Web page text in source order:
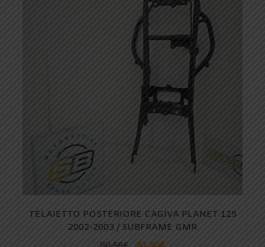
TELAIETTO POSTERIORE CAGIVA PLANET 125
2002-2003 / SUBFRAME GMR